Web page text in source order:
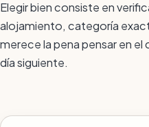
Elegir bien consiste en
alojamiento, categoría
merece la pena pensar en el
día siguiente.